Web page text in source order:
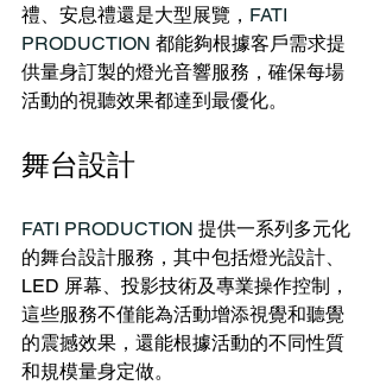
禮、安息禮還是大型展覽， FATI
PRODUCTION 都能夠根據客戶需求提
供量身訂製的燈光音響服務，確保每場
活動的視聽效果都達到最優化。
舞台設計
FATI PRODUCTION 提供一系列多元化
的舞台設計服務，其中包括燈光設計、
LED 屏幕、投影技術及專業操作控制，
這些服務不僅能為活動增添視覺和聽覺
的震撼效果，還能根據活動的不同性質
和規模量身定做。